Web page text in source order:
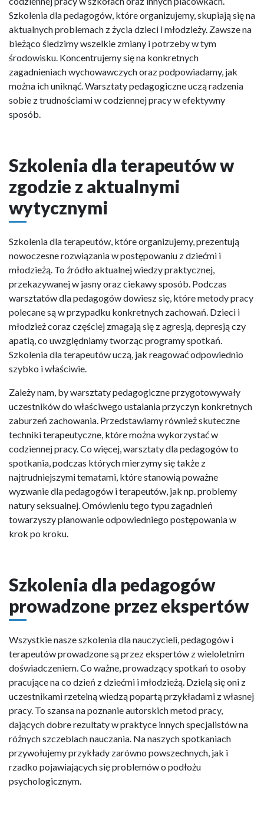
Szkolenia dla pedagogów, które organizujemy, skupiają się na
aktualnych problemach z życia dzieci i młodzieży. Zawsze na
bieżąco śledzimy wszelkie zmiany i potrzeby w tym
środowisku. Koncentrujemy się na konkretnych
zagadnieniach wychowawczych oraz podpowiadamy, jak
można ich uniknąć. Warsztaty pedagogiczne uczą radzenia
sobie z trudnościami w codziennej pracy w efektywny
sposób.
Szkolenia dla terapeutów w
zgodzie z aktualnymi
wytycznymi
Szkolenia dla terapeutów, które organizujemy, prezentują
nowoczesne rozwiązania w postępowaniu z dziećmi i
młodzieżą. To źródło aktualnej wiedzy praktycznej,
przekazywanej w jasny oraz ciekawy sposób. Podczas
warsztatów dla pedagogów dowiesz się, które metody pracy
polecane są w przypadku konkretnych zachowań. Dzieci i
młodzież coraz częściej zmagają się z agresją, depresją czy
apatią, co uwzględniamy tworząc programy spotkań.
Szkolenia dla terapeutów uczą, jak reagować odpowiednio
szybko i właściwie.
Zależy nam, by warsztaty pedagogiczne przygotowywały
uczestników do właściwego ustalania przyczyn konkretnych
zaburzeń zachowania. Przedstawiamy również skuteczne
techniki terapeutyczne, które można wykorzystać w
codziennej pracy. Co więcej, warsztaty dla pedagogów to
spotkania, podczas których mierzymy się także z
najtrudniejszymi tematami, które stanowią poważne
wyzwanie dla pedagogów i terapeutów, jak np. problemy
natury seksualnej. Omówieniu tego typu zagadnień
towarzyszy planowanie odpowiedniego postępowania w
krok po kroku.
Szkolenia dla pedagogów
prowadzone przez ekspertów
Wszystkie nasze szkolenia dla nauczycieli, pedagogów i
terapeutów prowadzone są przez ekspertów z wieloletnim
doświadczeniem. Co ważne, prowadzący spotkań to osoby
pracujące na co dzień z dziećmi i młodzieżą. Dzielą się oni z
uczestnikami rzetelną wiedzą popartą przykładami z własnej
pracy. To szansa na poznanie autorskich metod pracy,
dających dobre rezultaty w praktyce innych specjalistów na
różnych szczeblach nauczania. Na naszych spotkaniach
przywołujemy przykłady zarówno powszechnych, jak i
rzadko pojawiających się problemów o podłożu
psychologicznym.